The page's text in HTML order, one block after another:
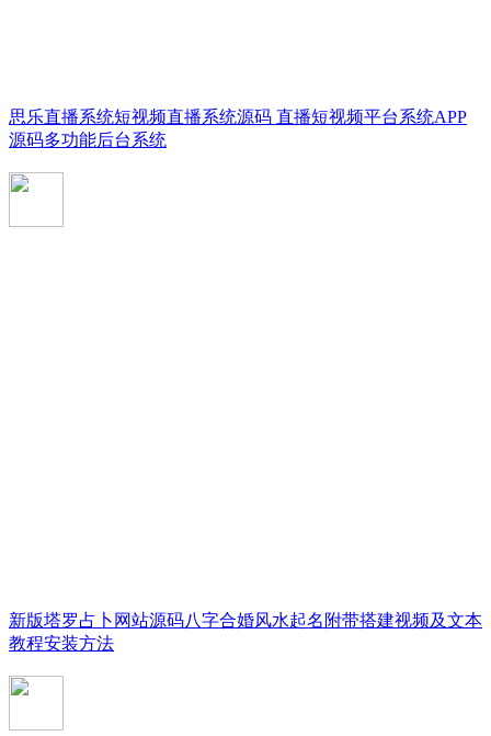
思乐直播系统短视频直播系统源码 直播短视频平台系统APP
源码多功能后台系统
新版塔罗占卜网站源码八字合婚风水起名附带搭建视频及文本
教程安装方法